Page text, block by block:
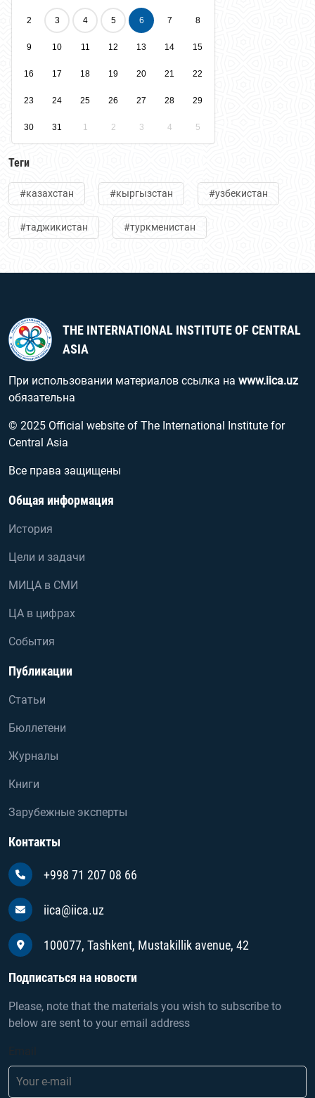
2 3 4 5 6 7 8
9 10 11 12 13 14 15
16 17 18 19 20 21 22
23 24 25 26 27 28 29
30 31 1 2 3 4 5
Теги
#казахстан #кыргызстан #узбекистан
#таджикистан #туркменистан
THE INTERNATIONAL INSTITUTE OF CENTRAL
ASIA
При использовании материалов ссылка на www.iica.uz
обязательна
© 2025 Official website of The International Institute for
Central Asia
Все права защищены
Общая информация
История
Цели и задачи
МИЦА в СМИ
ЦА в цифрах
События
Публикации
Статьи
Бюллетени
Журналы
Книги
Зарубежные эксперты
Контакты
+998 71 207 08 66
iica@iica.uz
100077, Tashkent, Mustakillik avenue, 42
Подписаться на новости
Please, note that the materials you wish to subscribe to
below are sent to your email address